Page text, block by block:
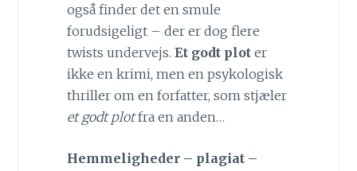
også finder det en smule
forudsigeligt – der er dog flere
twists undervejs. Et godt ploter
ikke en krimi, men en psykologisk
thriller om en forfatter, som stjæler
et godt plotfra en anden…
Hemmeligheder – plagiat –